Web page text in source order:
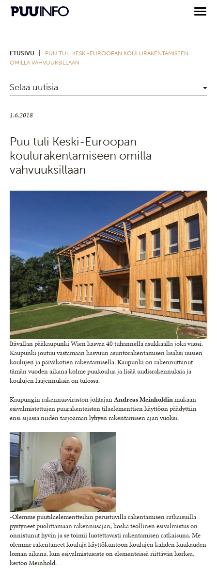
ETUSIVU
PUU TULI KESKI-EUROOPAN KOULURAKENTAMISEEN
OMILLA VAHVUUKSILLAAN
Selaa uutisia
1.6.2018
Puu tuli Keski-Euroopan
koulurakentamiseen omilla
vahvuuksillaan
Itävallan pääkaupunki Wien kasvaa 40 tuhannella asukkaalla joka vuosi.
Kaupunki joutuu vastamaan kasvuun asuntorakentamisen lisäksi uusien
koulujen ja päiväkotien rakentamisella. Kaupunki on rakennuttanut
tämän vuoden aikana kolme puukoulua ja lisää uudisrakennuksia ja
koulujen laajennuksia on tulossa.
Kaupungin rakennusviraston johtajanAndreas Meinholdinmukaan
esivalmistettujen puurakenteisten tilaelementtien käyttöön päädyttiin
ensi sijassa niiden tarjoaman lyhyen rakentamisen ajan vuoksi.
-Olemme puutilaelementteihin perustuvilla rakentamisen ratkaisuilla
pystyneet puolittamaan rakennusajan, koska teollinen esivalmistus on
onnistunut hyvin ja se toimii luotettavasti rakentamisen ratkaisuna. Me
olemme rakentaneet kouluja käyttökuntoon koulujen kahden kuukauden
loman aikana, kun esivalmistusaste on elementeissä riittävän korkea,
kertoo Meinhold.